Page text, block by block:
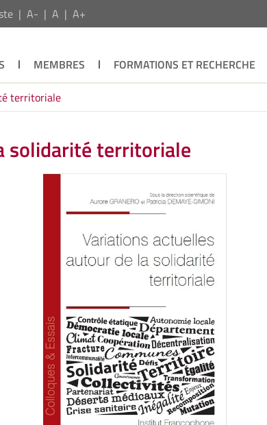
A- A A+
MEMBRES FORMATIONS ET RECHERCHE
territoriale
solidarité territoriale